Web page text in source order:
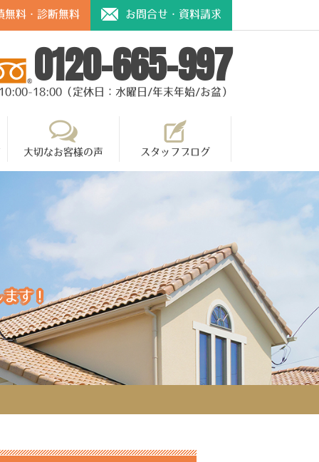
無料・診断無料 お問合せ・資料請求
0120-665-997
18:00（定休日：水曜日/年末年始/お盆）
大切なお客様の声 スタッフブログ
ます！